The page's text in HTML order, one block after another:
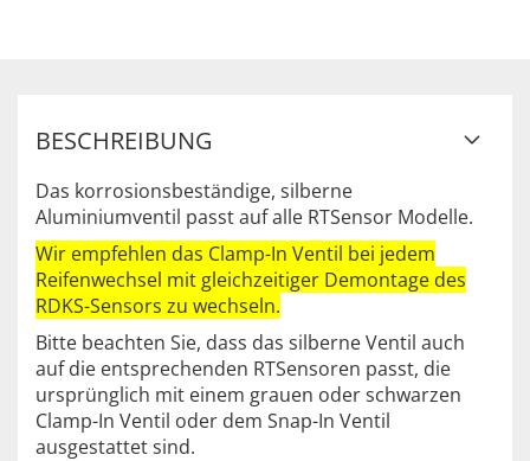
BESCHREIBUNG
Das korrosionsbeständige, silberne
Aluminiumventil passt auf alle RTSensor Modelle.
Wir empfehlen das Clamp-In Ventil bei jedem
Reifenwechsel mit gleichzeitiger Demontage des
RDKS-Sensors zu wechseln.
Bitte beachten Sie, dass das silberne Ventil auch
auf die entsprechenden RTSensoren passt, die
ursprünglich mit einem grauen oder schwarzen
Clamp-In Ventil oder dem Snap-In Ventil
ausgestattet sind.